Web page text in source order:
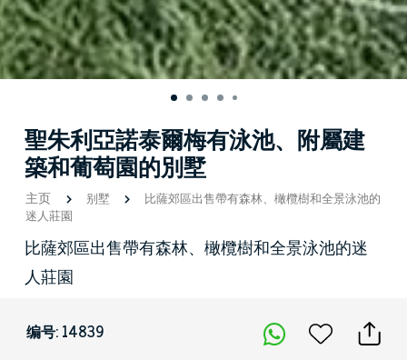
聖朱利亞諾泰爾梅有泳池、附屬建
築和葡萄園的別墅
主页 别墅
比薩郊區出售帶有森林、橄欖樹和全景泳池的
迷人莊園
比薩郊區出售帶有森林、橄欖樹和全景泳池的迷
人莊園
编号: 14839